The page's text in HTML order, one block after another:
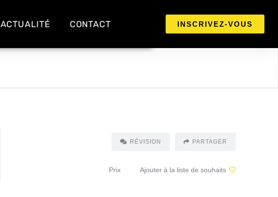
ACTUALITÉ CONTACT INSCRIVEZ-VOUS
RÉVISION PARTAGER
Prix Ajouter à la liste de souhaits